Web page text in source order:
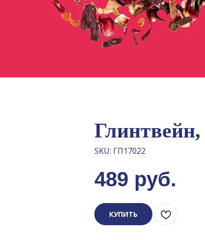
Глинтвейн,
SKU: ГП17022
489 руб.
КУПИТЬ